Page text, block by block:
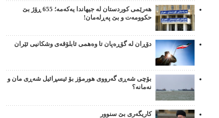
هەرێمی کوردستان لە جیهاندا یەکەمە؛ 655 ڕۆژ بێ
حکوومەت و بێ پەڕلەمان!
دۆڕان لە گۆڕەپان تا وەهمی ئابلۆقەی وشکانیی ئێران
بۆچی شەڕی گەرووی هورمۆز بۆ ئیسڕائیل شەڕی مان و
نەمانە؟
کاریگەری بێ سنوور